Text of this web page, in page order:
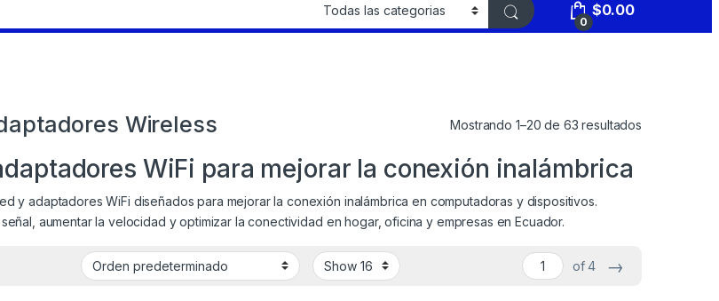
0
$0.00
Wireless Mostrando 1–20 de 63 resultados
WiFi para mejorar la conexión inalámbrica
y adaptadores WiFi diseñados para mejorar la conexión inalámbrica en computadoras y dispositivos.
aumentar la velocidad y optimizar la conectividad en hogar, oficina y empresas en Ecuador.
of 4 →